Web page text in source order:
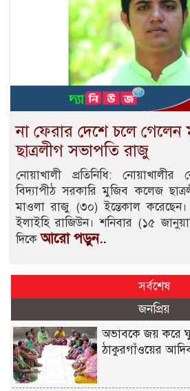
না ফেরার দেশে চলে
ছাত্রলীগ সভাপতি রাজু
নোয়াখালী প্রতিনিধি: নোয়াখালীর
বিদ্যাপীঠ সরকারি মুজিব কলেজ
মাওলা রাজু (৩০) ইন্তেকাল করেছেন।
ইলাইহি রাজিউন। শনিবার (১৫
দিকেআরো পড়ুন..
সর্বশেষ
জনপ্রিয়
অভাবকে জয় করে
ঠাকুরগাঁওয়ের